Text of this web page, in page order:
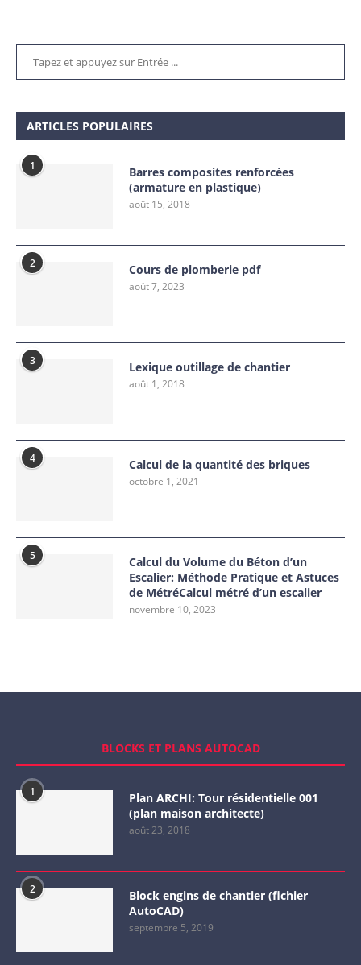
ARTICLES POPULAIRES
1
Barres composites renforcées
(armature en plastique)
août 15, 2018
2 Cours de plomberie pdf
août 7, 2023
3 Lexique outillage de chantier
août 1, 2018
4 Calcul de la quantité des briques
octobre 1, 2021
5
Calcul du Volume du Béton d’un
Escalier: Méthode Pratique et Astuces
de MétréCalcul métré d’un escalier
novembre 10, 2023
BLOCKS ET PLANS AUTOCAD
1
Plan ARCHI: Tour résidentielle 001
(plan maison architecte)
août 23, 2018
2
Block engins de chantier (fichier
AutoCAD)
septembre 5, 2019